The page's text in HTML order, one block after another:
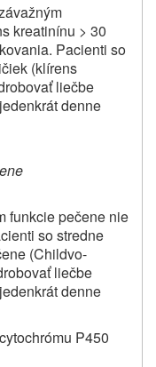
kreatinínu > 30
Pacienti so
(klírens
liečbe
denne
funkcie pečene nie
so stredne
(Childvo-
liečbe
denne
P450